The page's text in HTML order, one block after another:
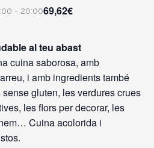
- 20:0069,62€
al teu abast
cuina saborosa, amb
i amb ingredients també
gluten, les verdures crues
les flors per decorar, les
Cuina acolorida i